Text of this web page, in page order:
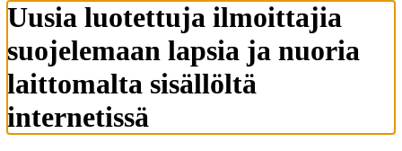
Uusia luotettuja ilmoittajia
suojelemaan lapsia ja nuoria
laittomalta sisällöltä
internetissä